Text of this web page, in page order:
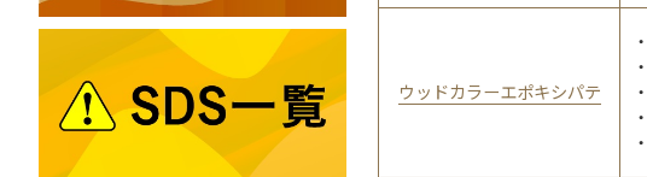
ウッドカラーエポキシパテ